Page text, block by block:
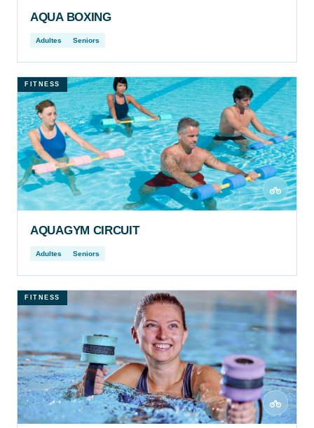
AQUA BOXING
Adultes Seniors
FITNESS
AQUAGYM CIRCUIT
Adultes Seniors
FITNESS